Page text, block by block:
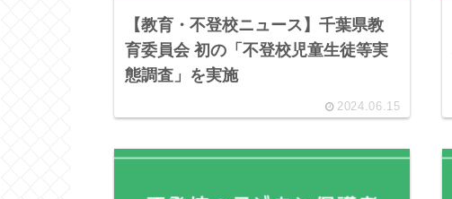
【教育・不登校ニュース】千葉県教
育委員会 初の「不登校児童生徒等実
態調査」を実施
2024.06.15